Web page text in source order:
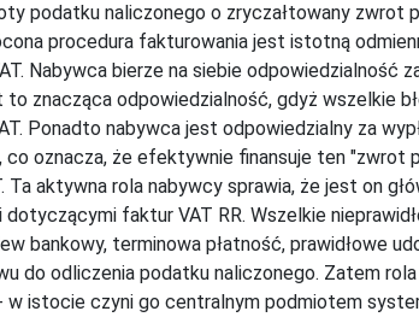
podatku naliczonego o zryczałtowany zwrot
procedura fakturowania jest istotną
Nabywca bierze na siebie odpowiedzialność
znacząca odpowiedzialność, gdyż wszelkie
Ponadto nabywca jest odpowiedzialny za
oznacza, że efektywnie finansuje ten "zwrot
Ta aktywna rola nabywcy sprawia, że jest on
faktur VAT RR. Wszelkie
bankowy, terminowa płatność, prawidłowe
do odliczenia podatku naliczonego. Zatem
istocie czyni go centralnym podmiotem